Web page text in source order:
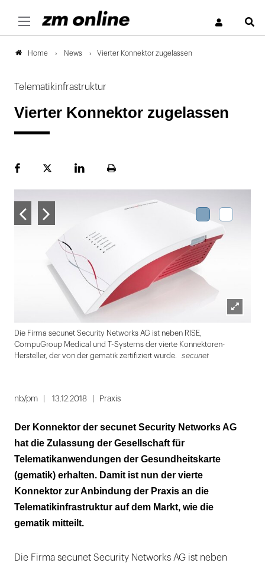
Home News Vierter Konnektor zugelassen
Telematikinfrastruktur
Vierter Konnektor zugelassen
FacebookPlattformLinekdInSeite
Die Firma secunet Security Networks AG ist neben RISE,
CompuGroup Medical und T-Systems der vierte Konnektoren-
Hersteller, der von der gematik zertifiziert wurde.
secunet
1
2
nb/pm 13.12.2018 Praxis
Der Konnektor der secunet Security Networks AG
hat die Zulassung der Gesellschaft für
Telematikanwendungen der Gesundheitskarte
(gematik) erhalten. Damit ist nun der vierte
Konnektor zur Anbindung der Praxis an die
Telematikinfrastruktur auf dem Markt, wie die
gematik mitteilt.
Die Firma secunet Security Networks AG ist neben